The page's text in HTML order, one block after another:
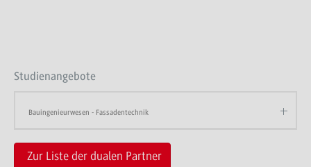
Studienangebote
Bauingenieurwesen - Fassadentechnik
Zur Liste der dualen Partner